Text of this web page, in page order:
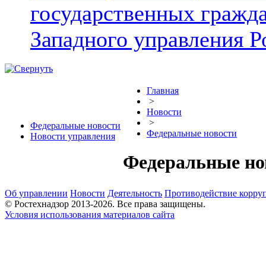
государственных
Западного управления
Федеральные новости
Новости управления
Главная
>
Новости
>
Федеральные новости
Федеральные
Об управлении Новости Деятельность Противодействие
© Ростехнадзор 2013-2026. Все права защищены.
Условия использования материалов сайта